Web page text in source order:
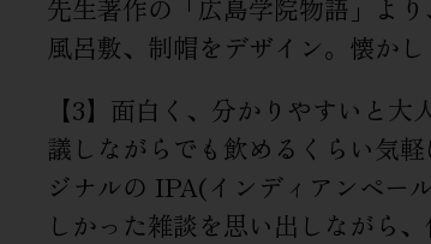
先生著作の「広島学院物語」よ
風呂敷、制帽をデザイン。懐かし
【3】面白く、分かりやすいと
議しながらでも飲めるくらい気
ジナルの IPA(インディアンペー
しかった雑談を思い出しながら、